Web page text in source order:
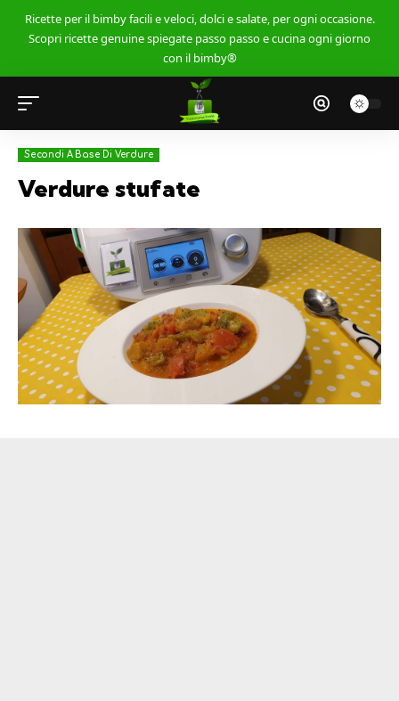
Ricette per il bimby facili e veloci, dolci e salate, per ogni occasione.
Scopri ricette genuine spiegate passo passo e cucina ogni giorno
con il bimby®
Secondi A Base Di Verdure
Verdure stufate